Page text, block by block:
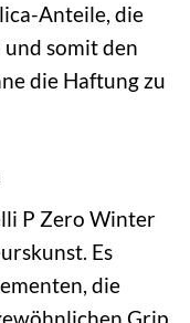
Anteile, die
somit den
die Haftung zu
P Zero Winter
Es
die
Grip